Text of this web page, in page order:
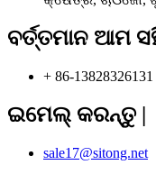
ବର୍ତ୍ତମାନ ଆମ
+ 86-13828326131
ଇମେଲ୍ କରନ୍ତୁ |
sale17@sitong.net